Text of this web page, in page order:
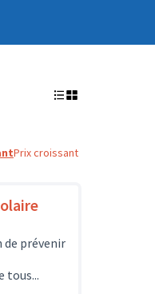
Prix croissant
prévenir
tous...